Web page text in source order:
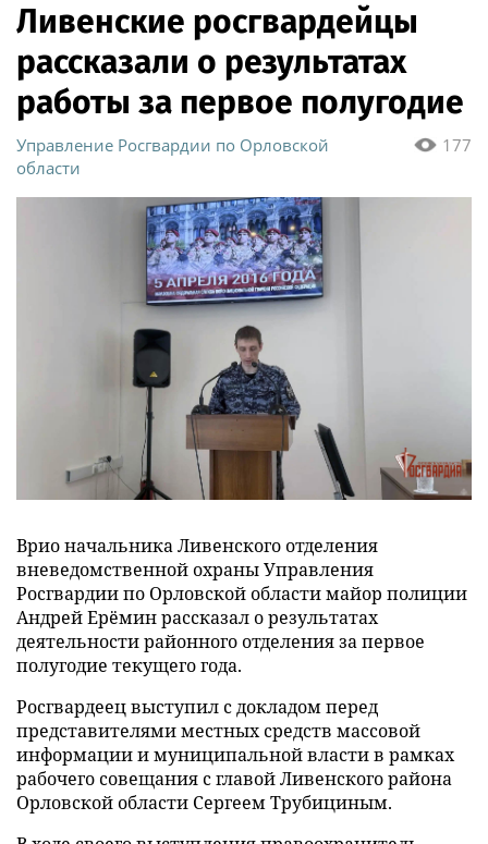
Ливенские росгвардейцы
рассказали о результатах
работы за первое полугодие
177
Управление Росгвардии по Орловской
области
Врио начальника Ливенского отделения
вневедомственной охраны Управления
Росгвардии по Орловской области майор полиции
Андрей Ерёмин рассказал о результатах
деятельности районного отделения за первое
полугодие текущего года.
Росгвардеец выступил с докладом перед
представителями местных средств массовой
информации и муниципальной власти в рамках
рабочего совещания с главой Ливенского района
Орловской области Сергеем Трубициным.